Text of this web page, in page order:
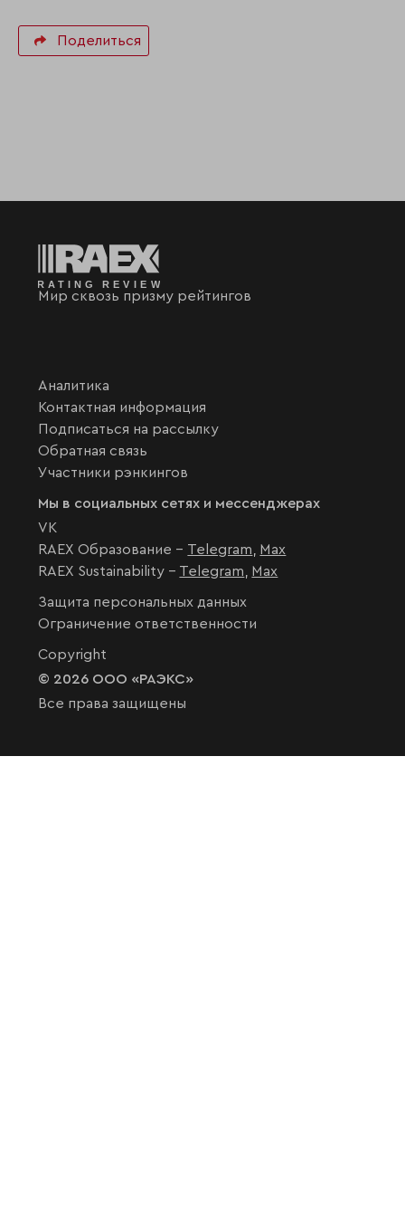
Поделиться
Мир сквозь призму рейтингов
Аналитика
Контактная информация
Подписаться на рассылку
Обратная связь
Участники рэнкингов
Мы в социальных сетях и мессенджерах
VK
RAEX Образование – Telegram
Max
RAEX Sustainability – Telegram Max
Защита персональных данных
Ограничение ответственности
Copyright
© 2026 ООО «РАЭКС»
Все права защищены